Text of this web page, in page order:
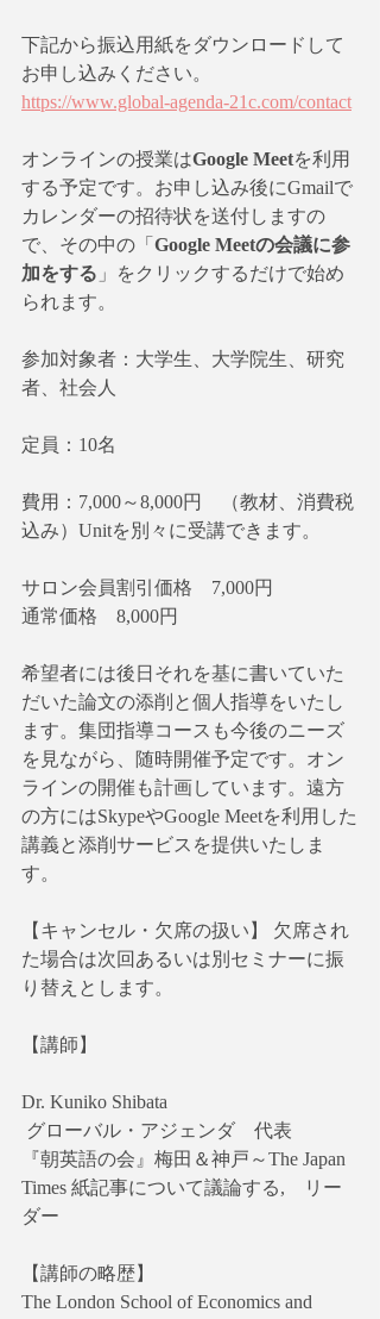
下記から振込用紙をダウンロードして
お申し込みください。
https://www.global-agenda-21c.com/contact
オンラインの授業はGoogle Meetを利用
する予定です。お申し込み後にGmailで
カレンダーの招待状を送付しますの
で、その中の「 Google Meetの会議に参
加をする 」をクリックするだけで始め
られます。
参加対象者：大学生、大学院生、研究
者、社会人
定員：10名
費用：7,000～8,000円　（教材、消費税
込み）Unitを別々に受講できます。
サロン会員割引価格　7,000円
通常価格　8,000円
希望者には後日それを基に書いていた
だいた論文の添削と個人指導をいたし
ます。集団指導コースも今後のニーズ
を見ながら、随時開催予定です。オン
ラインの開催も計画しています。遠方
の方にはSkypeやGoogle Meetを利用した
講義と添削サービスを提供いたしま
す。
【キャンセル・欠席の扱い】 欠席され
た場合は次回あるいは別セミナーに振
り替えとします。
【講師】
Dr. Kuniko Shibata
グローバル・アジェンダ　代表
『朝英語の会』梅田＆神戸～The Japan
Times 紙記事について議論する,　リー
ダー
【講師の略歴】
The London School of Economics and